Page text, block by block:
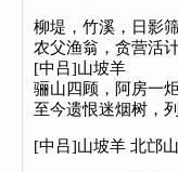
柳堤，竹溪，日影
农父渔翁，贪营活
[中吕]山坡羊
骊山四顾，阿房一
至今遗恨迷烟树，
[中吕]山坡羊 北邙